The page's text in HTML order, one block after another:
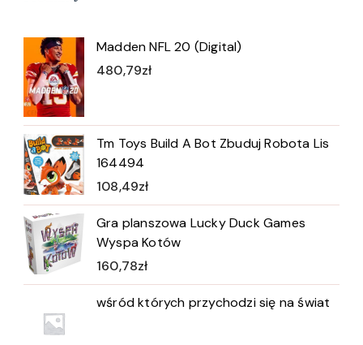
Madden NFL 20 (Digital)
480,79zł
Tm Toys Build A Bot Zbuduj Robota Lis
164494
108,49zł
Gra planszowa Lucky Duck Games
Wyspa Kotów
160,78zł
wśród których przychodzi się na świat